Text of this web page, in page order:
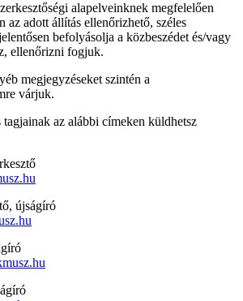
alapelveinknek megfelelően
az adott állítás ellenőrizhető, széles
befolyásolja a közbeszédet és/vagy
ellenőrizni fogjuk.
megjegyzéseket szintén a
várjuk.
tagjainak az alábbi címeken küldhetsz
újságíró